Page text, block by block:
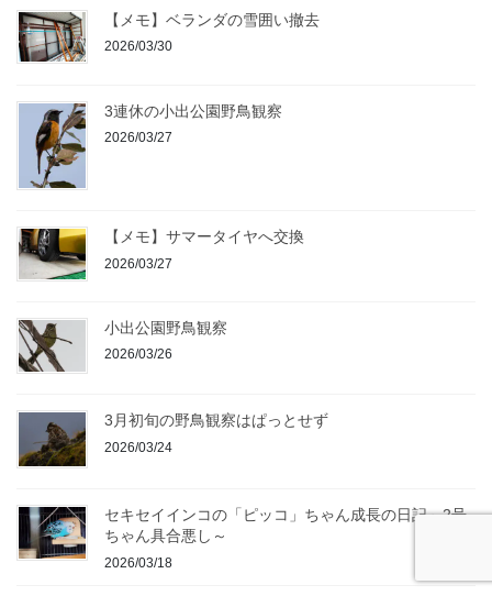
【メモ】ベランダの雪囲い撤去
2026/03/30
3連休の小出公園野鳥観察
2026/03/27
【メモ】サマータイヤへ交換
2026/03/27
小出公園野鳥観察
2026/03/26
3月初旬の野鳥観察はぱっとせず
2026/03/24
セキセイインコの「ピッコ」ちゃん成長の日記～2号
ちゃん具合悪し～
2026/03/18